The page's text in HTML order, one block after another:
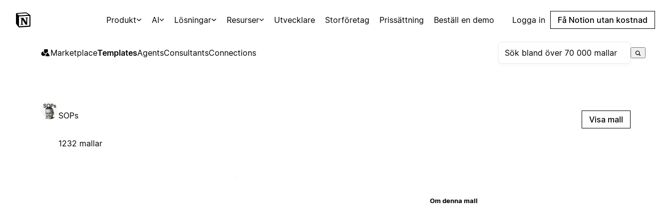
Produkt AI Lösningar Resurser Utvecklare Storföretag Prissättning Beställ en demo Logga in Få Notion utan kostnad
MarketplaceTemplatesAgentsConsultantsConnections
SOPs
1232 mallar
Visa mall
Om denna mall